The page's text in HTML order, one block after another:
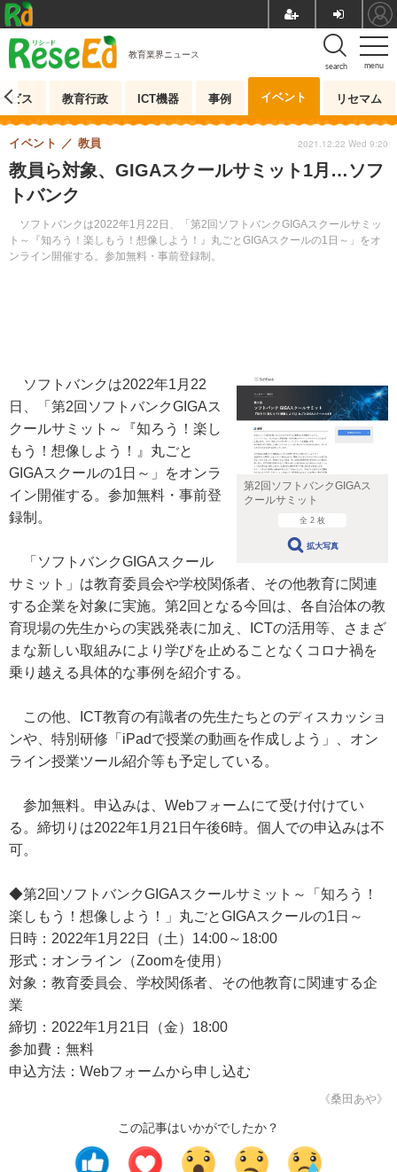
menu
search
教育業界ニュース
ビス 教育行政 ICT機器 事例 イベント リセマム
教員ら対象、GIGAスクールサミット1月…ソフ
トバンク
ソフトバンクは2022年1月22日、「第2回ソフトバンクGIGAスクールサミッ
ト～『知ろう！楽しもう！想像しよう！』丸ごとGIGAスクールの1日～」をオ
ンライン開催する。参加無料・事前登録制。
イベント 教員 2021.12.22 Wed 9:20
第2回ソフトバンクGIGAス
クールサミット
全 2 枚
拡大写真
ソフトバンクは2022年1月22
日、「第2回ソフトバンクGIGAス
クールサミット～『知ろう！楽し
もう！想像しよう！』丸ごと
GIGAスクールの1日～」をオンラ
イン開催する。参加無料・事前登
録制。
「ソフトバンクGIGAスクール
サミット」は教育委員会や学校関係者、その他教育に関連
する企業を対象に実施。第2回となる今回は、各自治体の教
育現場の先生からの実践発表に加え、ICTの活用等、さまざ
まな新しい取組みにより学びを止めることなくコロナ禍を
乗り越える具体的な事例を紹介する。
この他、ICT教育の有識者の先生たちとのディスカッショ
ンや、特別研修「iPadで授業の動画を作成しよう」、オン
ライン授業ツール紹介等も予定している。
参加無料。申込みは、Webフォームにて受け付けてい
る。締切りは2022年1月21日午後6時。個人での申込みは不
可。
◆第2回ソフトバンクGIGAスクールサミット～「知ろう！
楽しもう！想像しよう！」丸ごとGIGAスクールの1日～
日時：2022年1月22日（土）14:00～18:00
形式：オンライン（Zoomを使用）
対象：教育委員会、学校関係者、その他教育に関連する企
業
締切：2022年1月21日（金）18:00
参加費：無料
申込方法：Webフォームから申し込む
《桑田あや》
この記事はいかがでしたか？